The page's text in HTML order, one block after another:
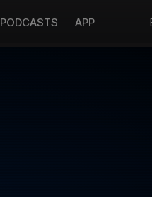
PODCASTS APP